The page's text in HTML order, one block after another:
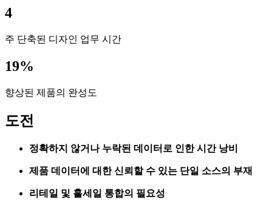
4
주 단축된 디자인 업무 시간
19%
향상된 제품의 완성도
도전
정확하지 않거나 누락된 데이터로 인한 시간 낭비
제품 데이터에 대한 신뢰할 수 있는 단일 소스의 부재
리테일 및 홀세일 통합의 필요성